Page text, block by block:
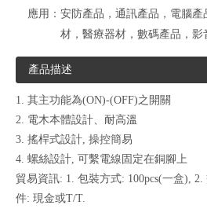
應用： 安防產品，通訊產品，電腦產
材，醫療器材，數碼產品，影
產品描述
1. 其主功能為(ON)-(OFF)之開關
2. 電木本體設計、耐高溫
3. 搖桿式設計, 操控簡易
4. 螺絲設計, 可繫電線固定在銅腳上
貿易資訊: 1. 包裝方式: 100pcs(一盒),
件: 現金或T/T.